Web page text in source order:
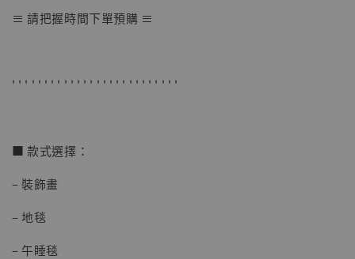
NT$ 4,280
≡ 請把握時間下單預購 ≡
' ' ' ' ' ' ' ' ' ' ' ' ' ' ' ' ' ' ' ' ' ' ' ' ' '
■ 款式選擇：
– 裝飾畫
– 地毯
– 午睡毯